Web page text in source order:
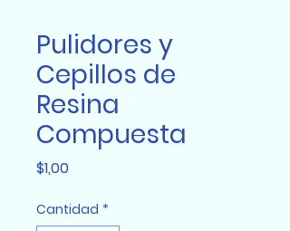
Pulidores y
Cepillos de
Resina
Compuesta
$1,00Precio
Cantidad *